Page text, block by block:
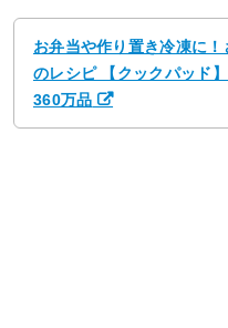
お弁当や作り置き冷凍に
のレシピ 【クックパッド
360万品